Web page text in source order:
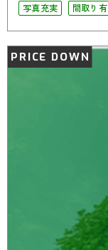
写真充実
間取り有
PRICE DOWN